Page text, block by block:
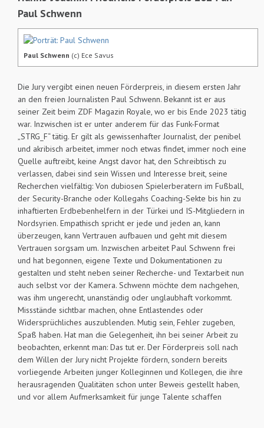
Paul Schwenn
Paul Schwenn (c) Ece Savus
Die Jury vergibt einen neuen Förderpreis, in diesem ersten Jahr
an den freien Journalisten Paul Schwenn. Bekannt ist er aus
seiner Zeit beim ZDF Magazin Royale, wo er bis Ende 2023 tätig
war. Inzwischen ist er unter anderem für das Funk-Format
„STRG_F“ tätig. Er gilt als gewissenhafter Journalist, der penibel
und akribisch arbeitet, immer noch etwas findet, immer noch eine
Quelle auftreibt, keine Angst davor hat, den Schreibtisch zu
verlassen, dabei sind sein Wissen und Interesse breit, seine
Recherchen vielfältig: Von dubiosen Spielerberatern im Fußball,
der Security-Branche oder Kollegahs Coaching-Sekte bis hin zu
inhaftierten Erdbebenhelfern in der Türkei und IS-Mitgliedern in
Nordsyrien. Empathisch spricht er jede und jeden an, kann
überzeugen, kann Vertrauen aufbauen und geht mit diesem
Vertrauen sorgsam um. Inzwischen arbeitet Paul Schwenn frei
und hat begonnen, eigene Texte und Dokumentationen zu
gestalten und steht neben seiner Recherche- und Textarbeit nun
auch selbst vor der Kamera. Schwenn möchte dem nachgehen,
was ihm ungerecht, unanständig oder unglaubhaft vorkommt.
Missstände sichtbar machen, ohne Entlastendes oder
Widersprüchliches auszublenden. Mutig sein, Fehler zugeben,
Spaß haben. Hat man die Gelegenheit, ihn bei seiner Arbeit zu
beobachten, erkennt man: Das tut er. Der Förderpreis soll nach
dem Willen der Jury nicht Projekte fördern, sondern bereits
vorliegende Arbeiten junger Kolleginnen und Kollegen, die ihre
herausragenden Qualitäten schon unter Beweis gestellt haben,
und vor allem Aufmerksamkeit für junge Talente schaffen